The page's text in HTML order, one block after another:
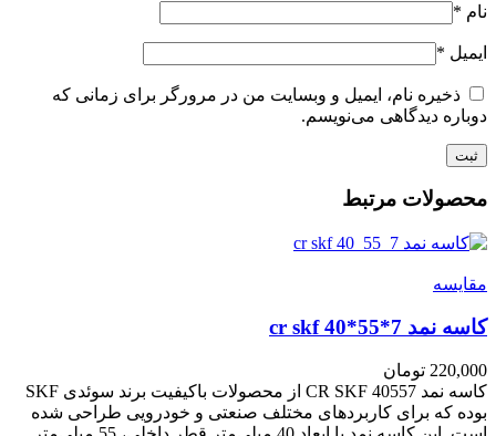
نام *
ایمیل *
ذخیره نام، ایمیل و وبسایت من در مرورگر برای زمانی که
دوباره دیدگاهی می‌نویسم.
محصولات مرتبط
مقايسه
کاسه نمد cr skf 40*55*7
220,000 تومان
کاسه نمد CR SKF 40557 از محصولات باکیفیت برند سوئدی SKF
بوده که برای کاربردهای مختلف صنعتی و خودرویی طراحی شده